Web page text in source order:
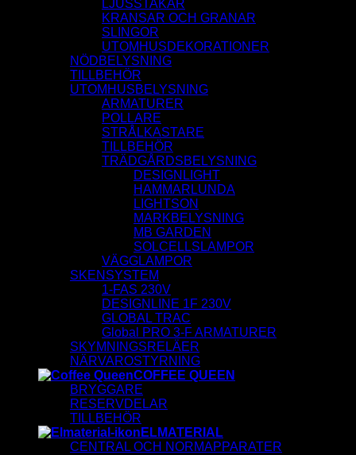
LJUSSTAKAR
KRANSAR OCH GRANAR
SLINGOR
UTOMHUSDEKORATIONER
NÖDBELYSNING
TILLBEHÖR
UTOMHUSBELYSNING
ARMATURER
POLLARE
STRÅLKASTARE
TILLBEHÖR
TRÄDGÅRDSBELYSNING
DESIGNLIGHT
HAMMARLUNDA
LIGHTSON
MARKBELYSNING
MB GARDEN
SOLCELLSLAMPOR
VÄGGLAMPOR
SKENSYSTEM
1-FAS 230V
DESIGNLINE 1F 230V
GLOBAL TRAC
Global PRO 3-F ARMATURER
SKYMNINGSRELÄER
NÄRVAROSTYRNING
COFFEE QUEEN
BRYGGARE
RESERVDELAR
TILLBEHÖR
ELMATERIAL
CENTRAL OCH NORMAPPARATER